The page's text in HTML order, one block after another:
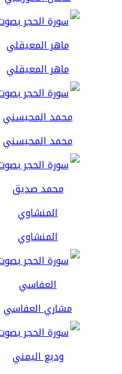
ماهر المعيقلي
محمد المحيسني
المنشاوي
مشاري العفاسي